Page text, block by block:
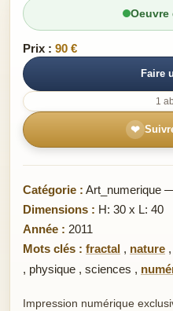
Prix : 90 €
Faire
1
❤
Catégorie : Art_numerique
Dimensions : H: 30 x L: 40
Année : 2011
Mots clés : fractal , nature ,
, physique , sciences ,
Impression numérique